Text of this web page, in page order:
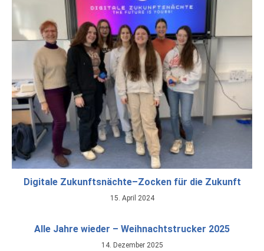
Digitale Zukunftsnächte–Zocken für die Zukunft
15. April 2024
Alle Jahre wieder – Weihnachtstrucker 2025
14. Dezember 2025